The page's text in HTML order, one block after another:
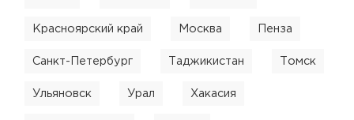
Красноярский край Москва Пенза
Санкт-Петербург Таджикистан Томск
Ульяновск Урал Хакасия